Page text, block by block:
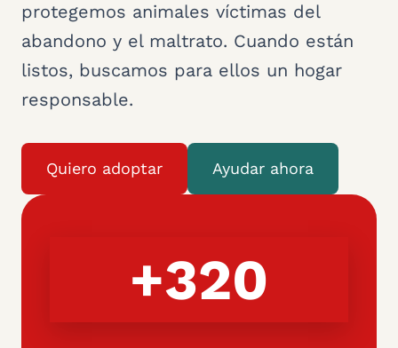
protegemos animales víctimas del
abandono y el maltrato. Cuando están
listos, buscamos para ellos un hogar
responsable.
Quiero adoptar Ayudar ahora
+320